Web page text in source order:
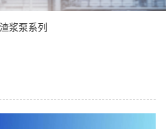
渣浆泵系列